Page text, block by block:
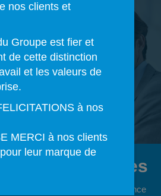
nos clients et
Groupe est fier et
de cette distinction
et les valeurs de
à nos
MERCI à nos clients
leur marque de
d’emploi depuis 1978
: Tertiaire,
Ingénierie et Bureaux
Bâtiment).
sur les cookies
pour offrir une meilleure expérience